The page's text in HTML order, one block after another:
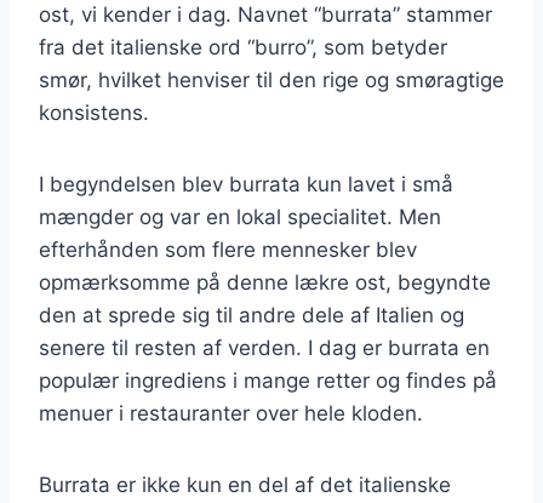
ost, vi kender i dag. Navnet “burrata” stammer
fra det italienske ord “burro”, som betyder
smør, hvilket henviser til den rige og smøragtige
konsistens.
I begyndelsen blev burrata kun lavet i små
mængder og var en lokal specialitet. Men
efterhånden som flere mennesker blev
opmærksomme på denne lækre ost, begyndte
den at sprede sig til andre dele af Italien og
senere til resten af verden. I dag er burrata en
populær ingrediens i mange retter og findes på
menuer i restauranter over hele kloden.
Burrata er ikke kun en del af det italienske